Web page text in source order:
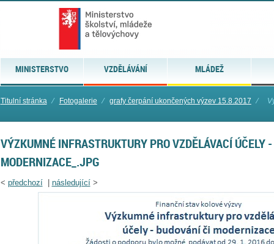
MINISTERSTVO VZDĚLÁVÁNÍ MLÁDEŽ
Titulní stránka ⁄ Fotogalerie ⁄ grafy čerpání ukončených výzev 15.8.2017 ⁄
VÝZKUMNÉ INFRASTRUKTURY PRO VZDĚLÁVACÍ ÚČELY
MODERNIZACE_.JPG
< předchozí| následující>